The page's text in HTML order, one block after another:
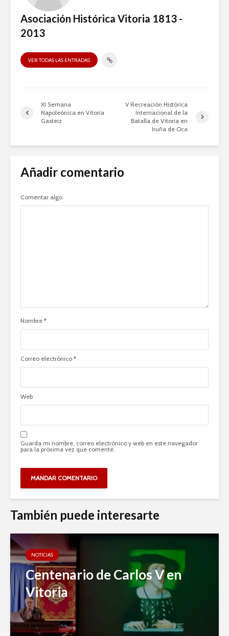
Asociación Histórica Vitoria 1813 -
2013
VER TODAS LAS ENTRADAS
XI Semana
Napoleónica en Vitoria
Gasteiz
V Recreación Histórica
Internacional de la
Batalla de Vitoria en
Iruña de Oca
Añadir comentario
Comentar algo
Nombre *
Correo electrónico *
Web
Guarda mi nombre, correo electrónico y web en este navegador
para la próxima vez que comente.
También puede interesarte
NOTICIAS
Centenario de Carlos V en
Vitoria